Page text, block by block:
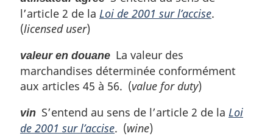
l’article 2 de la Loi de 2001 sur l’accise.
(licensed user)
valeur en douane La valeur des
marchandises déterminée conformément
aux articles 45 à 56. (value for duty)
vin S’entend au sens de l’article 2 de la Loi
de 2001 sur l’accise. (wine)